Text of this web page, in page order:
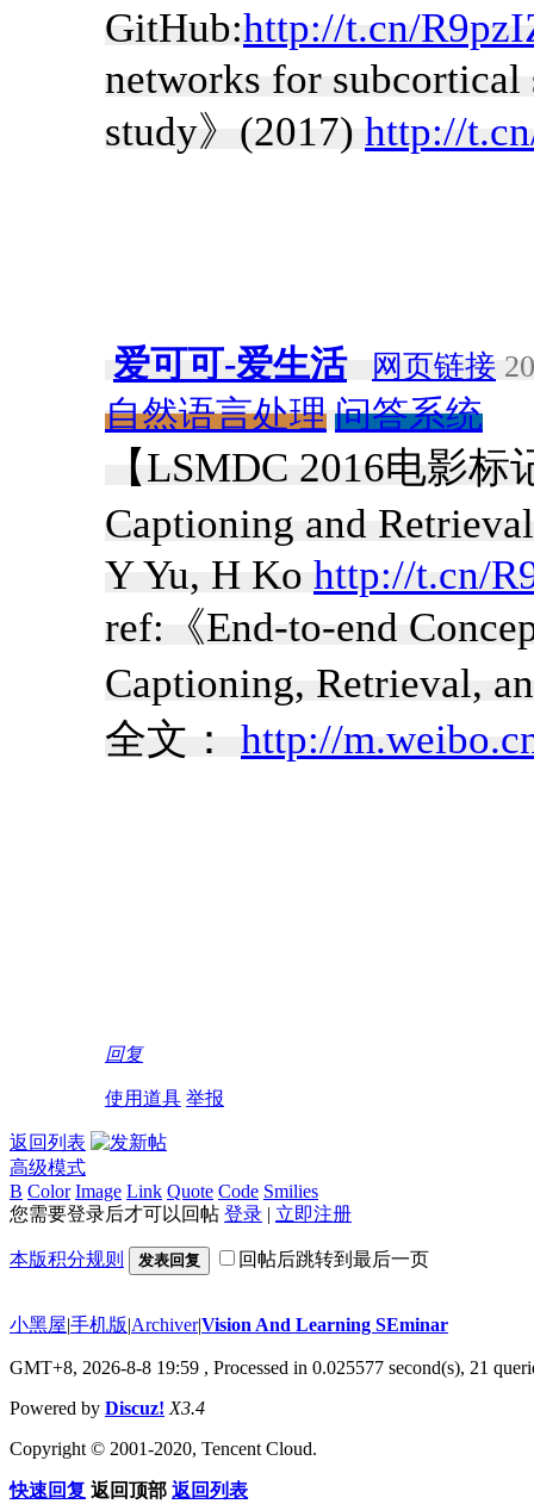
GitHub:http://t.cn/
networks for
study》(2017) http://
爱可可-爱生活 网页链接
自然语言处理 问答系统
【LSMDC 2016电影
Captioning and
Y Yu, H Ko http://t.cn/
ref:《End-to-end
Captioning, Retrieval,
全文： http://
回复
使用道具 举报
返回列表
高级模式
B Color Image Link Quote Code Smilies
您需要登录后才可以回帖 登录 | 立即注册
本版积分规则 发表回复 回帖后跳转到最后一页
小黑屋|手机版|Archiver|Vision And Learning SEminar
GMT+8, 2026-8-8 19:59 , Processed in 0.025577 second(s), 21
Powered by Discuz! X3.4
Copyright © 2001-2020, Tencent Cloud.
快速回复 返回顶部 返回列表